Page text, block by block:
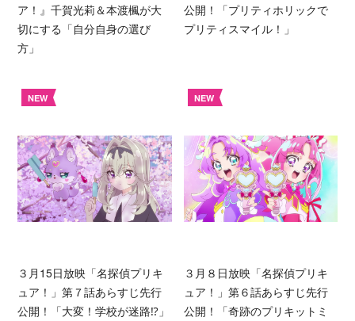
ア！』千賀光莉＆本渡楓が大
切にする「自分自身の選び
方」
公開！「プリティホリックで
プリティスマイル！」
NEW
３月15日放映「名探偵プリキ
ュア！」第７話あらすじ先行
公開！「大変！学校が迷路⁉︎」
NEW
３月８日放映「名探偵プリキ
ュア！」第６話あらすじ先行
公開！「奇跡のプリキットミ